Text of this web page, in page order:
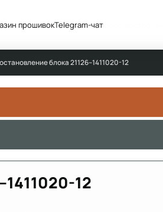
прошивокTelegram-чатСообщество
блока 21126–1411020-12
12